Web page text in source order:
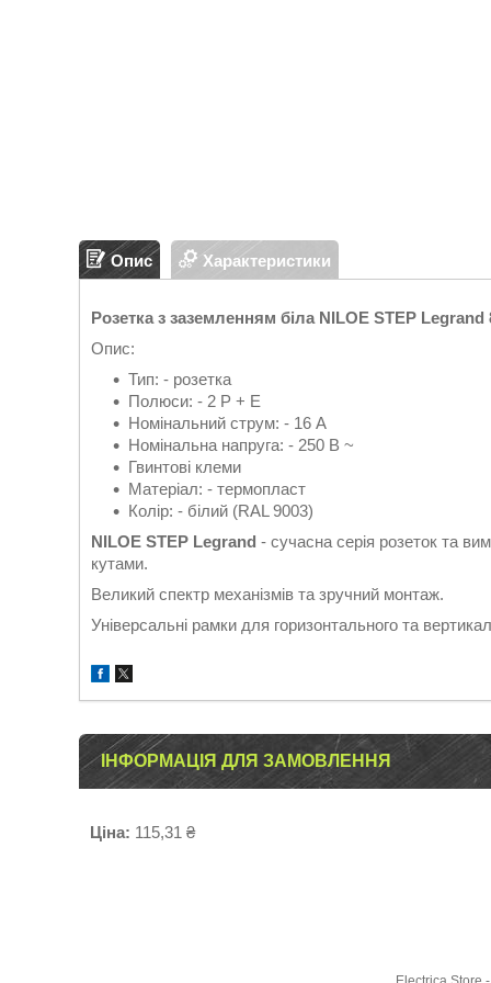
Опис Характеристики
Розетка з заземленням біла NILOE STEP Legrand
Опис:
Тип: - розетка
Полюси: - 2 P + E
Номінальний струм: - 16 A
Номінальна напруга: - 250 В ~
Гвинтові клеми
Матеріал: - термопласт
Колір: - білий (RAL 9003)
NILOE STEP Legrand - сучасна серія розеток та
кутами.
Великий спектр механізмів та зручний монтаж.
Універсальні рамки для горизонтального та
ІНФОРМАЦІЯ ДЛЯ ЗАМОВЛЕННЯ
Ціна: 115,31 ₴